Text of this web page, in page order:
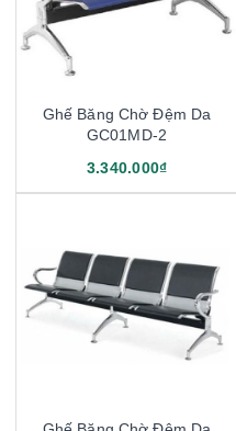
Ghế Băng Chờ Đệm Da
GC01MD-2
3.340.000₫